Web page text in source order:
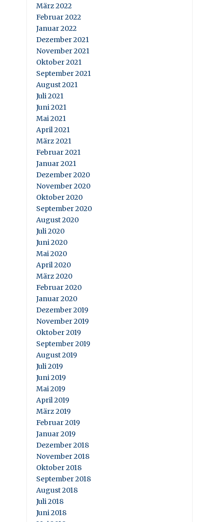
März 2022
Februar 2022
Januar 2022
Dezember 2021
November 2021
Oktober 2021
September 2021
August 2021
Juli 2021
Juni 2021
Mai 2021
April 2021
März 2021
Februar 2021
Januar 2021
Dezember 2020
November 2020
Oktober 2020
September 2020
August 2020
Juli 2020
Juni 2020
Mai 2020
April 2020
März 2020
Februar 2020
Januar 2020
Dezember 2019
November 2019
Oktober 2019
September 2019
August 2019
Juli 2019
Juni 2019
Mai 2019
April 2019
März 2019
Februar 2019
Januar 2019
Dezember 2018
November 2018
Oktober 2018
September 2018
August 2018
Juli 2018
Juni 2018